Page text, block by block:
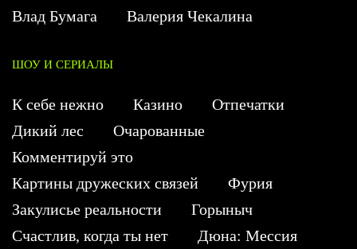
Влад Бумага
Валерия Чекалина
ШОУ И СЕРИАЛЫ
К себе нежно Казино
Отпечатки
Дикий лес
Очарованные
Комментируй это
Картины дружеских связей
Фурия
Закулисье реальности
Горыныч
Счастлив, когда ты нет
Дюна: Мессия